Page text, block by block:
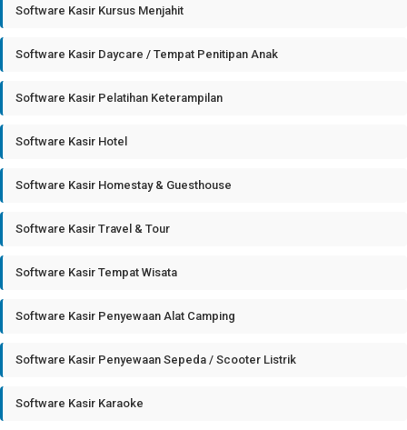
Software Kasir Kursus Menjahit
Software Kasir Daycare / Tempat Penitipan Anak
Software Kasir Pelatihan Keterampilan
Software Kasir Hotel
Software Kasir Homestay & Guesthouse
Software Kasir Travel & Tour
Software Kasir Tempat Wisata
Software Kasir Penyewaan Alat Camping
Software Kasir Penyewaan Sepeda / Scooter Listrik
Software Kasir Karaoke